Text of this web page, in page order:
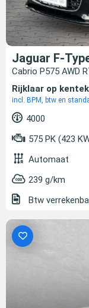
Jaguar F-
Cabrio P575 AWD
Rijklaar op
incl. BPM, btw en
4000
575 PK (423
Automaat
239 g/km
Btw